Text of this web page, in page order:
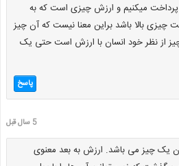
میکنیم و ارزش چیزی است که به
چیزی بالا باشد براین معنا نیست که آن چیز
از نظر خود انسان با ارزش است حتی یک
پاسخ
5 سال قبل
یک چیز می باشد. ارزش به بعد معنوی